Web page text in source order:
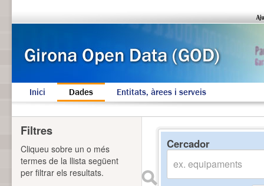
Inici Dades Entitats, àrees i serveis
Cercador
Filtres
Cliqueu sobre un o més
termes de la llista següent
per filtrar els resultats.